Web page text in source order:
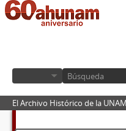
El Archivo Histórico de la UNAM